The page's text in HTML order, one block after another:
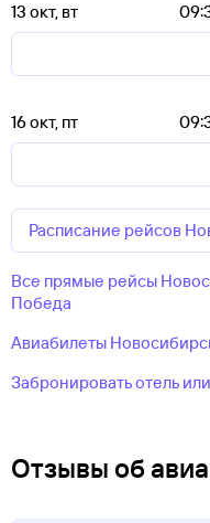
13 окт, вт
16 окт, пт
Расписание рейсов
Все прямые рейсы
Победа
Авиабилеты
Забронировать отель
Отзывы об